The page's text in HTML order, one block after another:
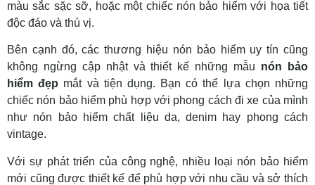
màu sắc sặc sỡ, hoặc một chiếc nón bảo hiểm với họa tiết
độc đáo và thú vị.
Bên cạnh đó, các thương hiệu nón bảo hiểm uy tín cũng
không ngừng cập nhật và thiết kế những mẫu nón bảo
hiểm đẹp mắt và tiện dụng. Bạn có thể lựa chọn những
chiếc nón bảo hiểm phù hợp với phong cách đi xe của mình
như nón bảo hiểm chất liệu da, denim hay phong cách
vintage.
Với sự phát triển của công nghệ, nhiều loại nón bảo hiểm
mới cũng được thiết kế để phù hợp với nhu cầu và sở thích